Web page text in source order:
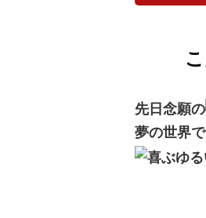
先日念願の
夢の世界